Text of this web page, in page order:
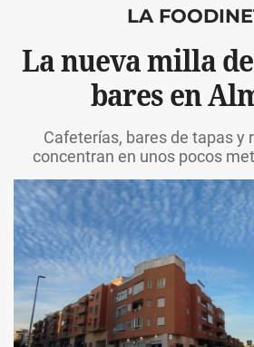
LA
La nueva milla
bares en
Cafeterías, bares de tapas y
concentran en unos pocos